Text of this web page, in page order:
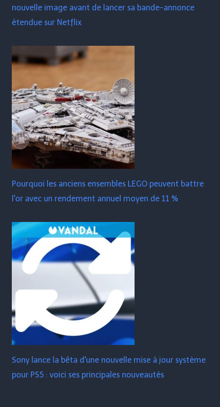
nouvelle image avant de lancer sa bande-annonce
étendue sur Netflix
Pourquoi les anciens ensembles LEGO peuvent battre
l'or avec un rendement annuel moyen de 11 %
Sony lance la bêta d'une nouvelle mise à jour système
pour PS5 : voici ses principales nouveautés